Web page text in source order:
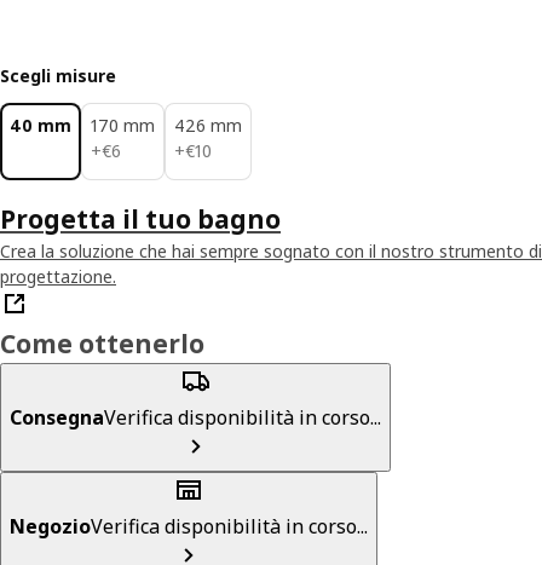
Scegli misure
40 mm
170 mm
+€6
€ 6
426 mm
+€10
€ 10
Progetta il tuo bagno
Crea la soluzione che hai sempre sognato con il nostro strumento di
progettazione.
Come ottenerlo
ConsegnaVerifica disponibilità in corso...
NegozioVerifica disponibilità in corso...